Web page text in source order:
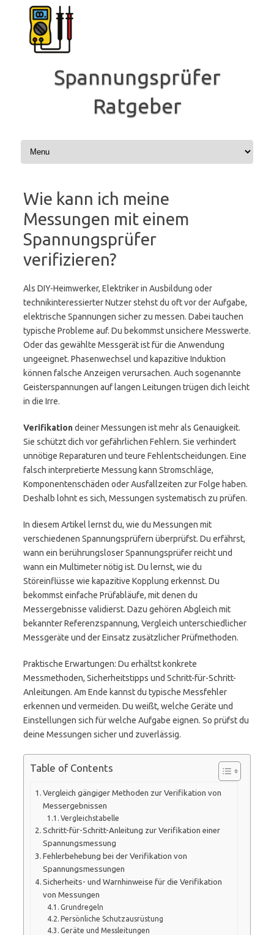
Inhalt
springen
Spannungsprüfer
Ratgeber
Wie kann ich meine
Messungen mit einem
Spannungsprüfer
verifizieren?
Als DIY-Heimwerker, Elektriker in Ausbildung oder
technikinteressierter Nutzer stehst du oft vor der Aufgabe,
elektrische Spannungen sicher zu messen. Dabei tauchen
typische Probleme auf. Du bekommst unsichere Messwerte.
Oder das gewählte Messgerät ist für die Anwendung
ungeeignet. Phasenwechsel und kapazitive Induktion
können falsche Anzeigen verursachen. Auch sogenannte
Geisterspannungen auf langen Leitungen trügen dich leicht
in die Irre.
Verifikationdeiner Messungen ist mehr als Genauigkeit.
Sie schützt dich vor gefährlichen Fehlern. Sie verhindert
unnötige Reparaturen und teure Fehlentscheidungen. Eine
falsch interpretierte Messung kann Stromschläge,
Komponenten­schäden oder Ausfallzeiten zur Folge haben.
Deshalb lohnt es sich, Messungen systematisch zu prüfen.
In diesem Artikel lernst du, wie du Messungen mit
verschiedenen Spannungsprüfern überprüfst. Du erfährst,
wann ein berührungsloser Spannungsprüfer reicht und
wann ein Multimeter nötig ist. Du lernst, wie du
Störeinflüsse wie kapazitive Kopplung erkennst. Du
bekommst einfache Prüfabläufe, mit denen du
Messergebnisse validierst. Dazu gehören Abgleich mit
bekannter Referenzspannung, Vergleich unterschiedlicher
Messgeräte und der Einsatz zusätzlicher Prüfmethoden.
Praktische Erwartungen: Du erhältst konkrete
Messmethoden, Sicherheitstipps und Schritt-für-Schritt-
Anleitungen. Am Ende kannst du typische Messfehler
erkennen und vermeiden. Du weißt, welche Geräte und
Einstellungen sich für welche Aufgabe eignen. So prüfst du
deine Messungen sicher und zuverlässig.
Table of Contents
Vergleich gängiger Methoden zur Verifikation von
Messergebnissen
Vergleichstabelle
Schritt-für-Schritt-Anleitung zur Verifikation einer
Spannungsmessung
Fehlerbehebung bei der Verifikation von
Spannungsmessungen
Sicherheits- und Warnhinweise für die Verifikation
von Messungen
Grundregeln
Persönliche Schutzausrüstung
Geräte und Messleitungen